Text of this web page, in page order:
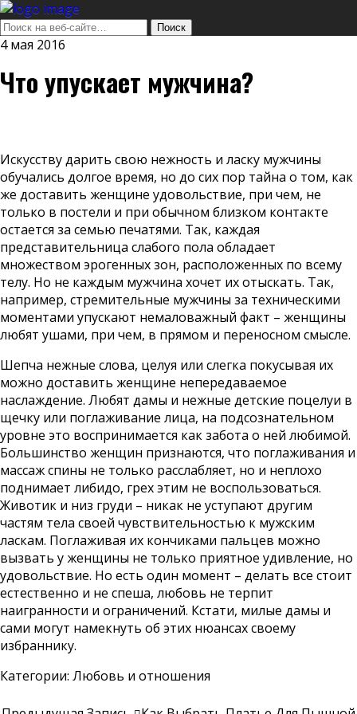
4 мая 2016
Что упускает мужчина?
Искусству дарить свою нежность и ласку мужчины
обучались долгое время, но до сих пор тайна о том, как
же доставить женщине удовольствие, при чем, не
только в постели и при обычном близком контакте
остается за семью печатями. Так, каждая
представительница слабого пола обладает
множеством эрогенных зон, расположенных по всему
телу. Но не каждым мужчина хочет их отыскать. Так,
например, стремительные мужчины за техническими
моментами упускают немаловажный факт – женщины
любят ушами, при чем, в прямом и переносном смысле.
Шепча нежные слова, целуя или слегка покусывая их
можно доставить женщине непередаваемое
наслаждение. Любят дамы и нежные детские поцелуи в
щечку или поглаживание лица, на подсознательном
уровне это воспринимается как забота о ней любимой.
Большинство женщин признаются, что поглаживания и
массаж спины не только расслабляет, но и неплохо
поднимает либидо, грех этим не воспользоваться.
Животик и низ груди – никак не уступают другим
частям тела своей чувствительностью к мужским
ласкам. Поглаживая их кончиками пальцев можно
вызвать у женщины не только приятное удивление, но
удовольствие. Но есть один момент – делать все стоит
естественно и не спеша, любовь не терпит
наигранности и ограничений. Кстати, милые дамы и
сами могут намекнуть об этих нюансах своему
избраннику.
Категории: Любовь и отношения